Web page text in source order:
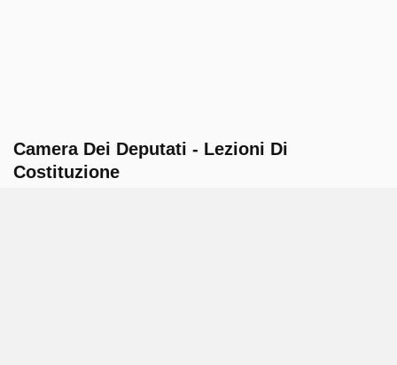
Camera Dei Deputati - Lezioni Di
Costituzione